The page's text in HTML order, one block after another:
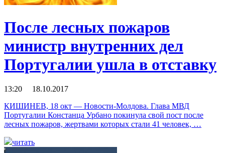
После лесных пожаров
министр внутренних дел
Португалии ушла в отставку
13:20 18.10.2017
КИШИНЕВ, 18 окт — Новости-Молдова. Глава МВД
Португалии Констанца Урбано покинула свой пост после
лесных пожаров, жертвами которых стали 41 человек, …
читать